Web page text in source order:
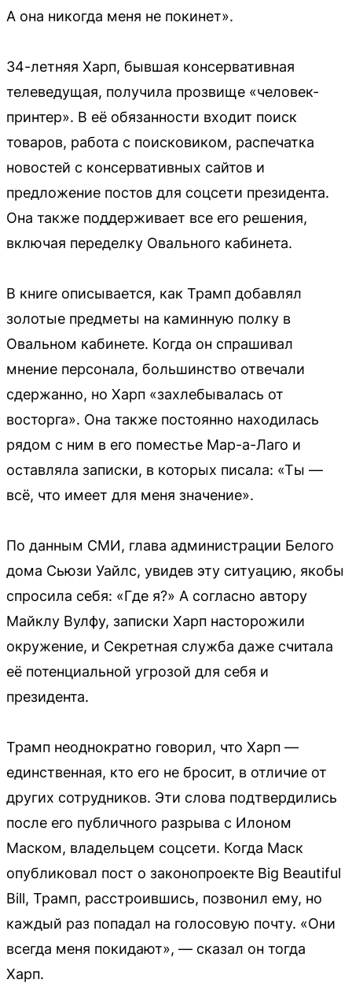
А она никогда меня не покинет».
34-летняя Харп, бывшая консервативная
телеведущая, получила прозвище «человек-
принтер». В её обязанности входит поиск
товаров, работа с поисковиком, распечатка
новостей с консервативных сайтов и
предложение постов для соцсети президента.
Она также поддерживает все его решения,
включая переделку Овального кабинета.
В книге описывается, как Трамп добавлял
золотые предметы на каминную полку в
Овальном кабинете. Когда он спрашивал
мнение персонала, большинство отвечали
сдержанно, но Харп «захлебывалась от
восторга». Она также постоянно находилась
рядом с ним в его поместье Мар-а-Лаго и
оставляла записки, в которых писала: «Ты —
всё, что имеет для меня значение».
По данным СМИ, глава администрации Белого
дома Сьюзи Уайлс, увидев эту ситуацию, якобы
спросила себя: «Где я?» А согласно автору
Майклу Вулфу, записки Харп насторожили
окружение, и Секретная служба даже считала
её потенциальной угрозой для себя и
президента.
Трамп неоднократно говорил, что Харп —
единственная, кто его не бросит, в отличие от
других сотрудников. Эти слова подтвердились
после его публичного разрыва с Илоном
Маском, владельцем соцсети. Когда Маск
опубликовал пост о законопроекте Big Beautiful
Bill, Трамп, расстроившись, позвонил ему, но
каждый раз попадал на голосовую почту. «Они
всегда меня покидают», — сказал он тогда
Харп.